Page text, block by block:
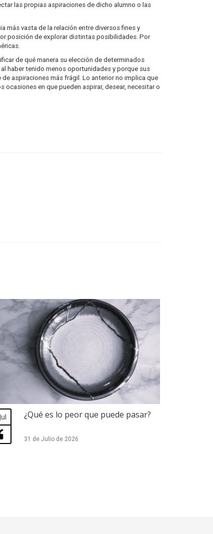
las propias aspiraciones de dicho alumno o las
más vasta de la relación entre diversos fines y
posición de explorar distintas posibilidades. Por
de qué manera su elección de determinados
haber tenido menos oportunidades y porque sus
aspiraciones más frágil. Lo anterior no implica que
en que pueden aspirar, desear, necesitar o
¿Qué es lo peor que puede pasar?
31 de Julio de 2026